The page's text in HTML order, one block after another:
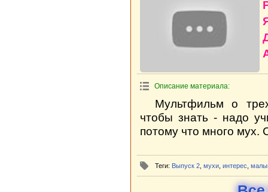
Описание материала:
Мультфильм о
чтобы знать - надо
потому что много мух.
Теги: Выпуск 2 мухи интерес